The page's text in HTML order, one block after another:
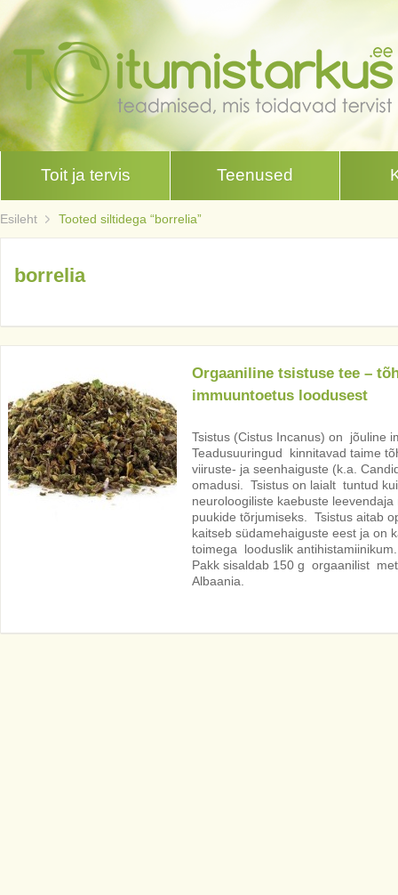
Toit ja tervis Teenused
Esileht Tooted siltidega “borrelia”
borrelia
Orgaaniline tsistuse tee –
immuuntoetus loodusest
Tsistus (Cistus Incanus) on jõuline
Teadusuuringud kinnitavad taime
viiruste- ja seenhaiguste (k.a.
omadusi. Tsistus on laialt tuntud
neuroloogiliste kaebuste
puukide tõrjumiseks. Tsistus aitab
kaitseb südamehaiguste eest ja on
toimega looduslik antihistamiinikum.
Pakk sisaldab 150 g orgaanilist
Albaania.